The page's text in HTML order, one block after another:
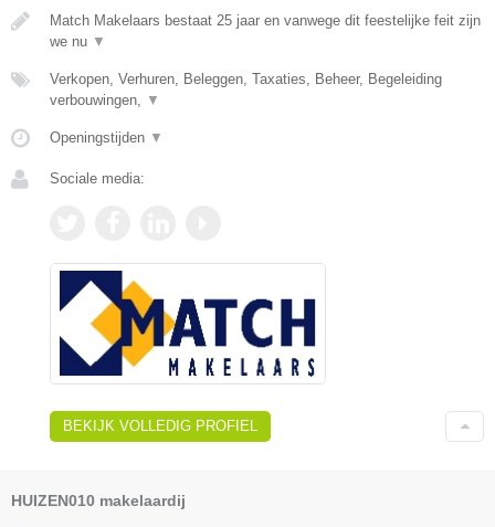
Match Makelaars bestaat 25 jaar en vanwege dit feestelijke feit zijn
we nu ▼
Verkopen, Verhuren, Beleggen, Taxaties, Beheer, Begeleiding
verbouwingen, ▼
Openingstijden ▼
Sociale media:
BEKIJK VOLLEDIG PROFIEL
HUIZEN010 makelaardij